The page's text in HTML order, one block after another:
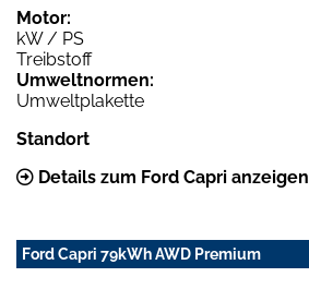
Motor:
kW / PS
Treibstoff
Umweltnormen:
Umweltplakette
Standort
Details zum Ford Capri anzeigen
Ford Capri 79kWh AWD Premium